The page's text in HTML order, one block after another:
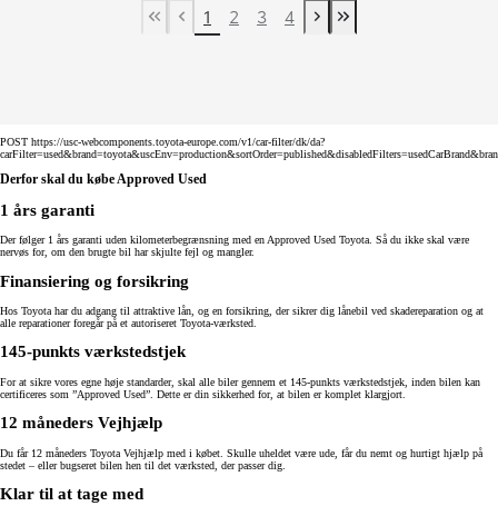
First Page
Tidligere side
1 2 3 4
Næste side
Last Page
POST https://usc-webcomponents.toyota-europe.com/v1/car-filter/dk/da?
Derfor skal du købe Approved Used
1 års garanti
Der følger 1 års garanti uden kilometerbegrænsning med en Approved Used Toyota. Så du ikke skal være
nervøs for, om den brugte bil har skjulte fejl og mangler.
Finansiering og forsikring
Hos Toyota har du adgang til attraktive lån, og en forsikring, der sikrer dig lånebil ved skadereparation og at
alle reparationer foregår på et autoriseret Toyota-værksted.
145-punkts værkstedstjek
For at sikre vores egne høje standarder, skal alle biler gennem et 145-punkts værkstedstjek, inden bilen kan
certificeres som ”Approved Used”. Dette er din sikkerhed for, at bilen er komplet klargjort.
12 måneders Vejhjælp
Du får 12 måneders Toyota Vejhjælp med i købet. Skulle uheldet være ude, får du nemt og hurtigt hjælp på
stedet – eller bugseret bilen hen til det værksted, der passer dig.
Klar til at tage med